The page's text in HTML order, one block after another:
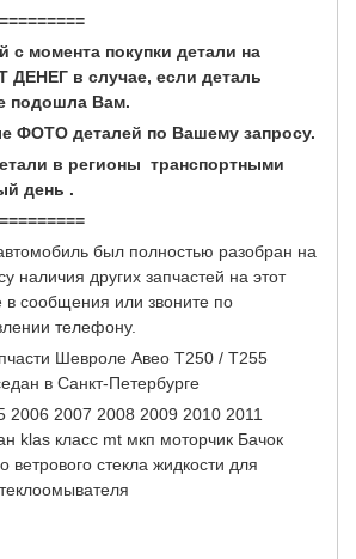
момента покупки детали на
в случае, если деталь
подошла Вам.
ФОТО деталей по Вашему запросу.
в регионы транспортными
день .
был полностью разобран на
наличия других запчастей на этот
сообщения или звоните по
телефону.
Шевроле Авео Т250 / Т255
в Санкт-Петербурге
2006 2007 2008 2009 2010 2011
klas класс mt мкп моторчик Бачок
ветрового стекла жидкости для